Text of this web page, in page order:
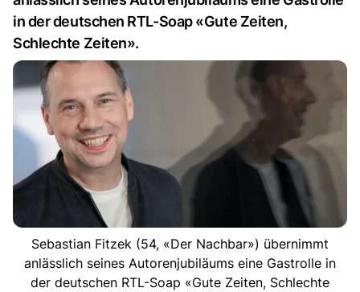
in der deutschen RTL-Soap «Gute Zeiten,
Schlechte Zeiten».
Sebastian Fitzek (54, «Der Nachbar») übernimmt
anlässlich seines Autorenjubiläums eine Gastrolle in
der deutschen RTL-Soap «Gute Zeiten, Schlechte